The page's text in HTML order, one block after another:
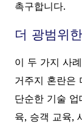
촉구합니다.
더 광범위
이 두 가지 사
거주지 혼란은
단순한 기술
육, 승객 교육,